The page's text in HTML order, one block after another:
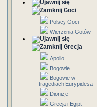
Goci
Polscy Goci
Wierzenia Gotów
Grecja
Apollo
Bogowie
Bogowie w
tragediach Eurypidesa
Dionizje
Grecja i Egipt